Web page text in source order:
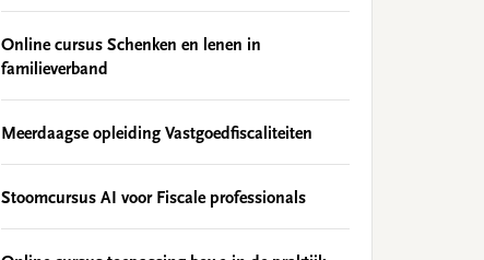
Online cursus Schenken en lenen in
familieverband
Meerdaagse opleiding Vastgoedfiscaliteiten
Stoomcursus AI voor Fiscale professionals